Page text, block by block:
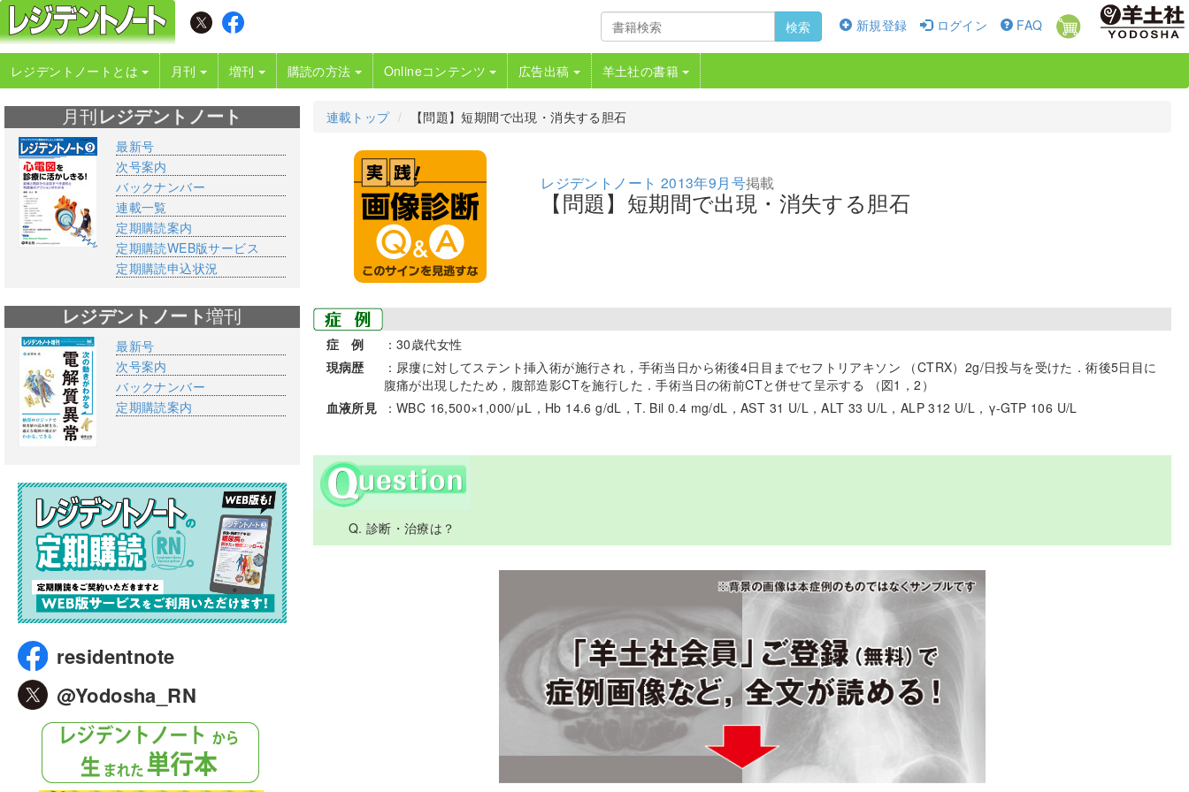
新規登録 ログイン FAQ
検索
レジデントノートとは 月刊 増刊 購読の方法 Onlineコンテンツ 広告出稿 羊土社の書籍
連載トップ 【問題】短期間で出現・消失する胆石
レジデントノート 2013年9月号掲載
【問題】短期間で出現・消失する胆石
症 例
：30歳代女性
現病歴
：尿瘻に対してステント挿入術が施行され，手術当日から術後4日目までセフトリアキソン （CTRX）2g/日投与を受けた．術後5日目に
腹痛が出現したため，腹部造影CTを施行した．手術当日の術前CTと併せて呈示する （図1，2）
血液所見
：WBC 16,500×1,000/μL，Hb 14.6 g/dL，T. Bil 0.4 mg/dL，AST 31 U/L，ALT 33 U/L，ALP 312 U/L，γ-GTP 106 U/L
Q. 診断・治療は？
月刊 レジデントノート
最新号
次号案内
バックナンバー
連載一覧
定期購読案内
定期購読WEB版サービス
定期購読申込状況
レジデントノート増刊
最新号
次号案内
バックナンバー
定期購読案内
residentnote
@Yodosha_RN